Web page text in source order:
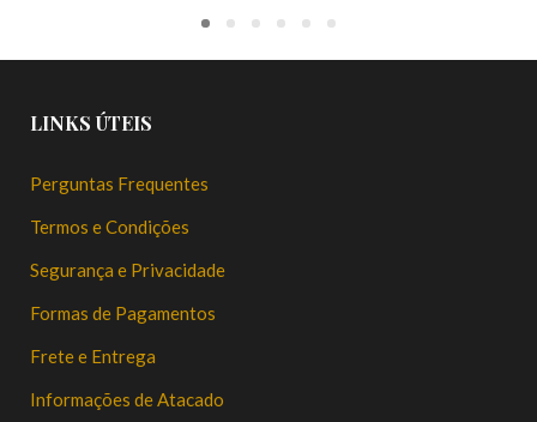
LINKS ÚTEIS
Perguntas Frequentes
Termos e Condições
Segurança e Privacidade
Formas de Pagamentos
Frete e Entrega
Informações de Atacado